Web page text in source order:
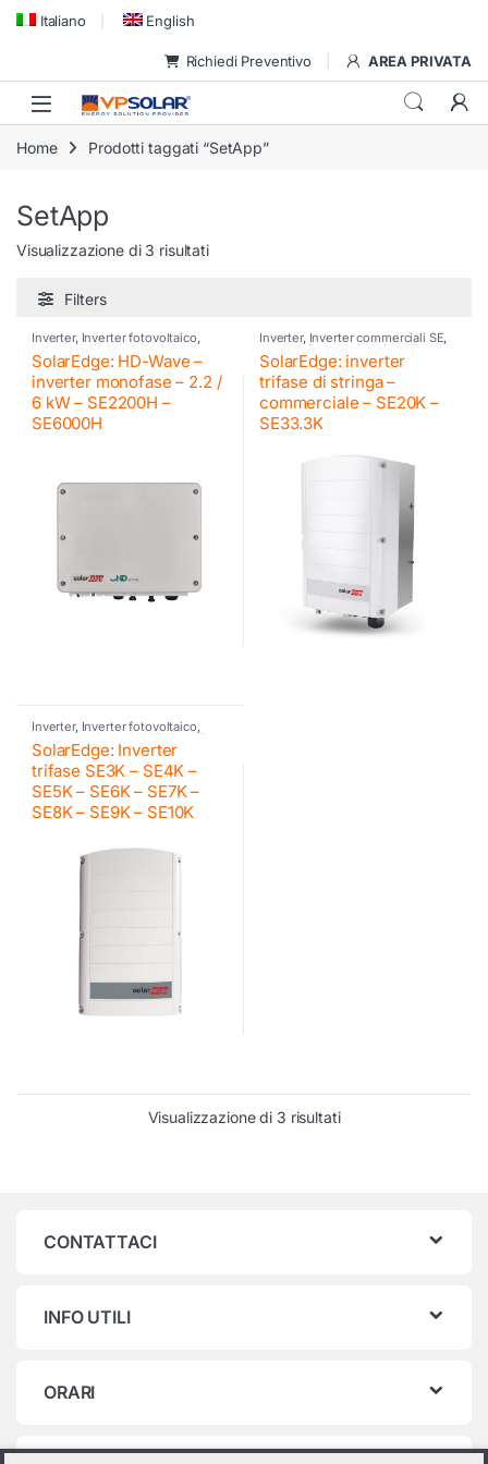
Skip to navigation
Skip to content
Italiano English
Richiedi Preventivo AREA PRIVATA
Home Prodotti taggati “SetApp”
SetApp
Visualizzazione di 3 risultati
Filters
Inverter, Inverter fotovoltaico,
Inverter ibrido
residenziali SE ,SolarEdge,
SolarEdge
SolarEdge: HD-Wave –
inverter monofase – 2.2 /
6 kW – SE2200H –
SE6000H
Inverter, Inverter commerciali SE,
Inverter fotovoltaico SolarEdge
SolarEdge: inverter
trifase di stringa –
commerciale – SE20K –
SE33.3K
Inverter, Inverter fotovoltaico,
Inverter residenziali SE SolarEdge
SolarEdge: Inverter
trifase SE3K – SE4K –
SE5K – SE6K – SE7K –
SE8K – SE9K – SE10K
Visualizzazione di 3 risultati
CONTATTACI
INFO UTILI
ORARI